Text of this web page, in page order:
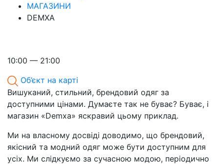
МАГАЗИНИ
DEMXA
10:00 — 21:00
Об’єкт на карті
Вишуканий, стильний, брендовий одяг за
доступними цінами. Думаєте так не буває? Буває, і
магазин «Demxa» яскравий цьому приклад.
Ми на власному досвіді доводимо, що брендовий,
якісний та модний одяг може бути доступним для
усіх. Ми слідкуємо за сучасною модою, періодично